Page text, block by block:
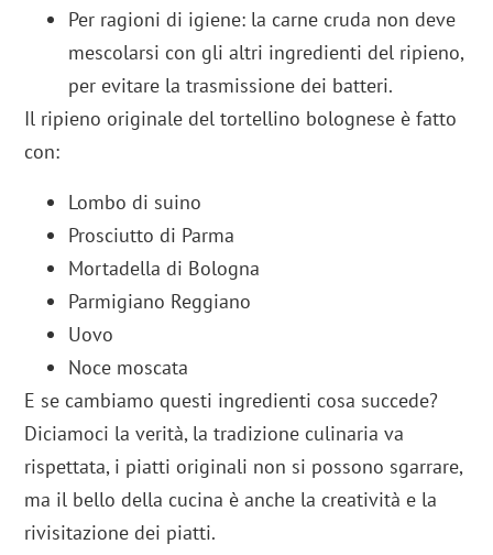
Per ragioni di igiene: la carne cruda non deve
mescolarsi con gli altri ingredienti del ripieno,
per evitare la trasmissione dei batteri.
Il ripieno originale del tortellino bolognese è fatto
con:
Lombo di suino
Prosciutto di Parma
Mortadella di Bologna
Parmigiano Reggiano
Uovo
Noce moscata
E se cambiamo questi ingredienti cosa succede?
Diciamoci la verità, la tradizione culinaria va
rispettata, i piatti originali non si possono sgarrare,
ma il bello della cucina è anche la creatività e la
rivisitazione dei piatti.